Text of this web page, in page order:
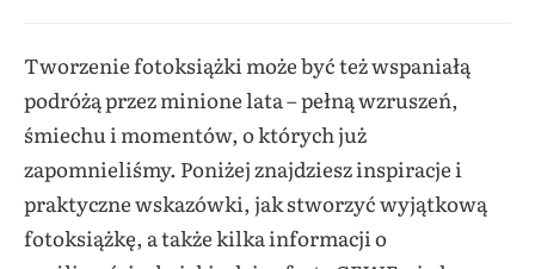
Tworzenie fotoksiążki może być też wspaniałą
podróżą przez minione lata – pełną wzruszeń,
śmiechu i momentów, o których już
zapomnieliśmy. Poniżej znajdziesz inspiracje i
praktyczne wskazówki, jak stworzyć wyjątkową
fotoksiążkę, a także kilka informacji o